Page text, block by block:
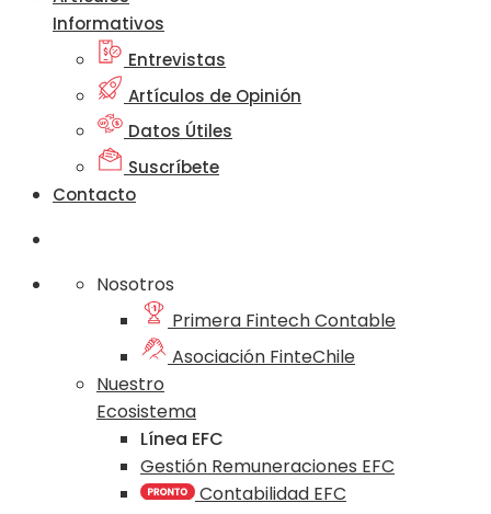
Informativos
Entrevistas
Artículos de Opinión
Datos Útiles
Suscríbete
Contacto
Nosotros
Primera Fintech Contable
Asociación FinteChile
Nuestro
Ecosistema
Línea EFC
Gestión Remuneraciones EFC
Contabilidad EFC